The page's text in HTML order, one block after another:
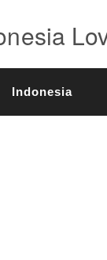
Indonesia